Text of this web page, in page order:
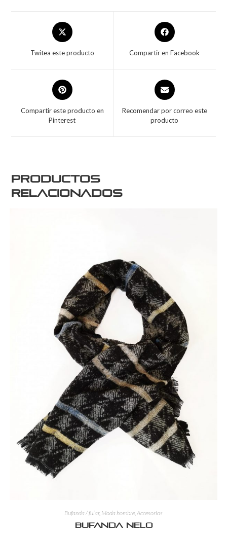
Twitea este producto Compartir en Facebook
Compartir este producto en
Pinterest
Recomendar por correo este
producto
Productos
relacionados
Bufanda / fular, Moda hombre Accesorios
Bufanda Nelo